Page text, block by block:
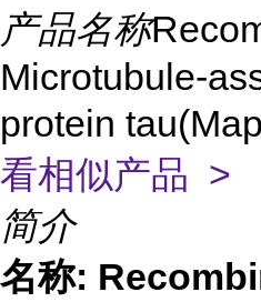
产品名称
Microtubule-
protein
看相似产品 >
简介
名称: